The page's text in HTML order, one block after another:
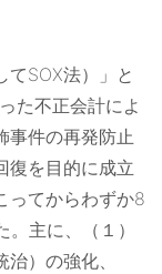
てSOX法）」と
た不正会計によ
事件の再発防止
復を目的に成立
ってからわずか8
主に、（１）
）の強化、